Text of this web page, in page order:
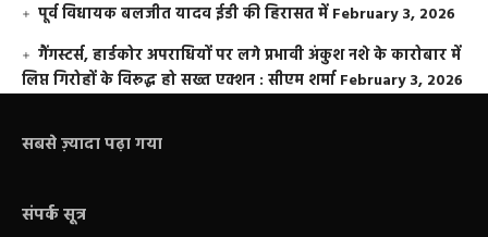
पूर्व विधायक बलजीत यादव ईडी की हिरासत में February 3, 2026
गैंगस्टर्स, हार्डकोर अपराधियों पर लगे प्रभावी अंकुश नशे के कारोबार में
लिप्त गिरोहों के विरूद्ध हो सख्त एक्शन : सीएम शर्मा February 3, 2026
सबसे ज़्यादा पढ़ा गया
संपर्क सूत्र